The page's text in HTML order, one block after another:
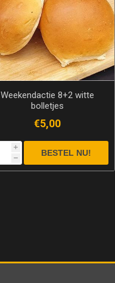
Weekendactie 8+2 witte
bolletjes
€5,00
i
h